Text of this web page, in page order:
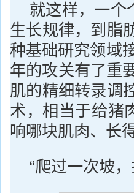
就这样，一个
生长规律，到脂
种基础研究领域
年的攻关有了重
肌的精细转录调
术，相当于给猪
响哪块肌肉、长
“爬过一次坡